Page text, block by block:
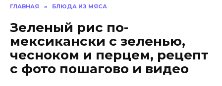
ГЛАВНАЯ » БЛЮДА ИЗ МЯСА
Зеленый рис по-
мексикански с зеленью,
чесноком и перцем, рецепт
с фото пошагово и видео